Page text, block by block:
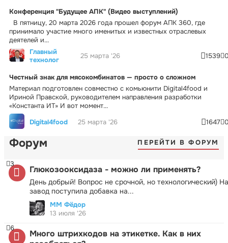
Конференция "Будущее АПК" (Видео выступлений)
В пятницу, 20 марта 2026 года прошел форум АПК 360, где
принимало участие много именитых и известных отраслевых
деятелей и...
Главный
технолог
25 марта '26 1539
Честный знак для мясокомбинатов — просто о сложном
Материал подготовлен совместно с комьюнити Digital4food и
Ириной Правской, руководителем направления разработки
«Константа ИТ» И вот момент...
Digital4food
25 марта '26 1647
Форум ПЕРЕЙТИ В ФОРУМ
Глюкозооксидаза - можно ли применять?
День добрый! Вопрос не срочной, но технологический) На
завод поступила добавка на...
3
ММ Фёдор
13 июля '26
Много штрихкодов на этикетке. Как в них
6